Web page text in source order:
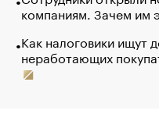
компаниям. Зачем им
Как налоговики ищут
неработающих